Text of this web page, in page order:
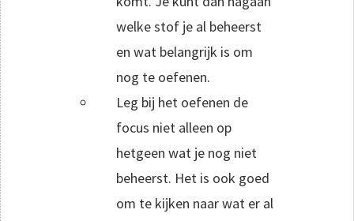
welke stof je al beheerst
en wat belangrijk is om
nog te oefenen.
Leg bij het oefenen de
focus niet alleen op
hetgeen wat je nog niet
beheerst. Het is ook goed
om te kijken naar wat er al